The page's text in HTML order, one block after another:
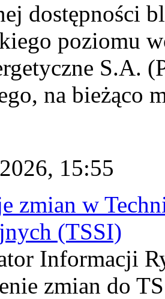
dostępności
poziomu
S.A.
na bieżąco
15:55
zmian w
(TSSI)
Informacji
zmian do